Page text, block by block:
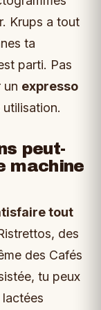
Krups a tout
ta
parti. Pas
un expresso
utilisation.
peut-
machine
tout
des
des Cafés
tu peux